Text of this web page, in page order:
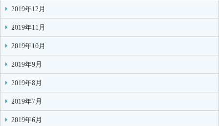
2019年12月
2019年11月
2019年10月
2019年9月
2019年8月
2019年7月
2019年6月